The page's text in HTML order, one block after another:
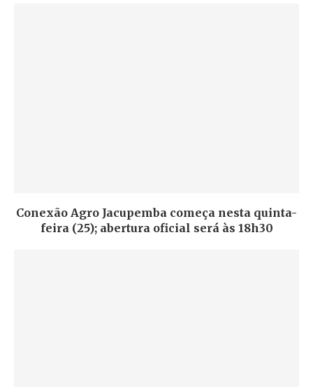
Conexão Agro Jacupemba começa nesta quinta-
feira (25); abertura oficial será às 18h30